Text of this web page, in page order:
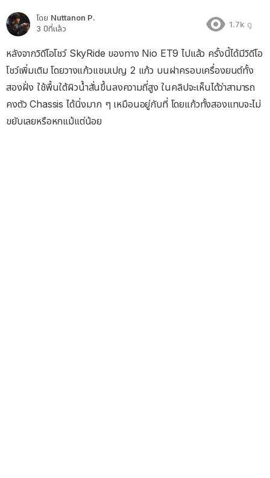
โดย Nuttanon P.
3 ปีที่แล้ว
1.7k ดู
หลังจากวิดีโอโชว์ SkyRide ของทาง Nio ET9 ไปแล้ว ครั้งนี้ได้มีวิดีโอ
โชว์เพิ่มเติม โดยวางแก้วแชมเปญ 2 แก้ว บนฝาครอบเครื่องยนต์ทั้ง
สองฝั่ง ใช้พื้นใต้ผิวน้ำสั่นขึ้นลงความถี่สูง ในคลิปจะเห็นได้ว่าสามารถ
คงตัว Chassis ได้นิ่งมาก ๆ เหมือนอยู่กับที่ โดยแก้วทั้งสองแทบจะไม่
ขยับเลยหรือหกแม้แต่น้อย